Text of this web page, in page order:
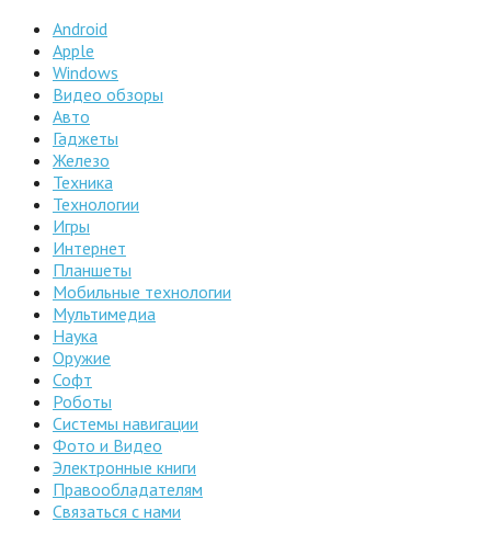
Android
Apple
Windows
Видео обзоры
Авто
Гаджеты
Железо
Техника
Технологии
Игры
Интернет
Планшеты
Мобильные технологии
Мультимедиа
Наука
Оружие
Софт
Роботы
Системы навигации
Фото и Видео
Электронные книги
Правообладателям
Связаться с нами